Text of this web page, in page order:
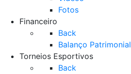
Fotos
Financeiro
Back
Balanço Patrimonial
Torneios Esportivos
Back